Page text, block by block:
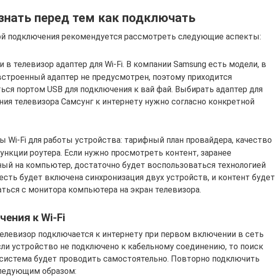
перед тем как подключать
подключения рекомендуется рассмотреть следующие аспекты:
в телевизор адаптер для Wi-Fi. В компании Samsung есть модели, в
адаптер не предусмотрен, поэтому приходится
портом USB для подключения к вай фай. Выбирать адаптер для
телевизора Самсунг к интернету нужно согласно конкретной
Wi-Fi для работы устройства: тарифный план провайдера, качество
роутера. Если нужно просмотреть контент, заранее
на компьютер, достаточно будет воспользоваться технологией
будет включена синхронизация двух устройств, и контент будет
с монитора компьютера на экран телевизора.
к Wi-Fi
подключается к интернету при первом включении в сеть
устройство не подключено к кабельному соединению, то поиск
будет проводить самостоятельно. Повторно подключить
образом: